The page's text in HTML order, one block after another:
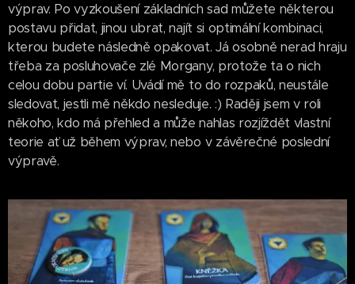
výprav. Po vyzkoušení základních sad můžete některou
postavu přidat, jinou ubrat, najít si optimální kombinaci,
kterou budete následně opakovat. Já osobně nerad hraju
třeba za posluhovače zlé Morgany, protože ta o nich
celou dobu partie ví. Uvádí mě to do rozpaků, neustále
sledovat, jestli mě někdo nesleduje. :) Raději jsem v roli
někoho, kdo má přehled a může nahlas rozjíždět vlastní
teorie ať už během výprav, nebo v závěrečné poslední
výpravě.